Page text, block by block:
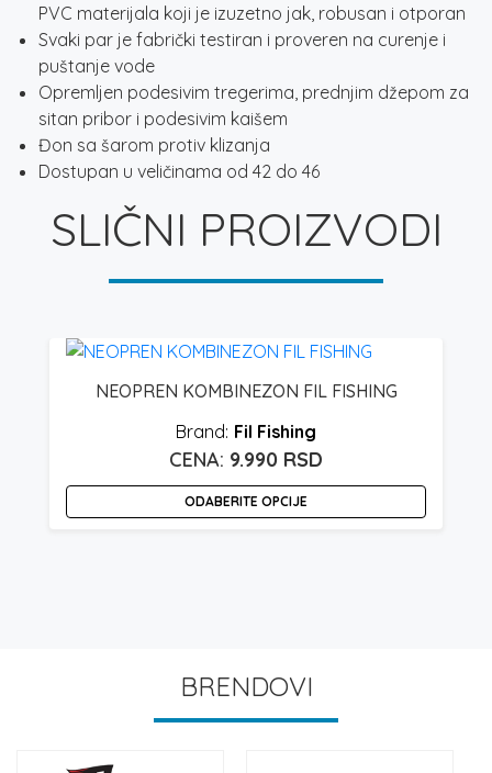
PVC materijala koji je izuzetno jak, robusan i otporan
Svaki par je fabrički testiran i proveren na curenje i
puštanje vode
Opremljen podesivim tregerima, prednjim džepom za
sitan pribor i podesivim kaišem
Đon sa šarom protiv klizanja
Dostupan u veličinama od 42 do 46
SLIČNI PROIZVODI
NEOPREN KOMBINEZON FIL FISHING
Fil Fishing
9.990 RSD
ODABERITE OPCIJE
BRENDOVI